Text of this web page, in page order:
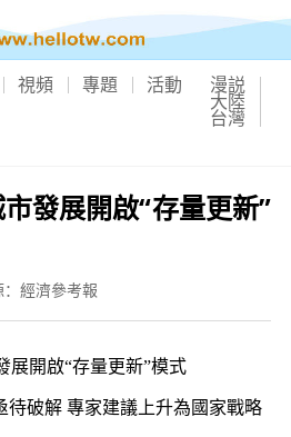
視頻 專題 活動 漫説
大陸
台灣
發展開啟“存量更新”
：經濟參考報
開啟“存量更新”模式
破解 專家建議上升為國家戰略